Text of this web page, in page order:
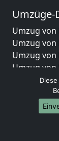
Umzug
Umzug
Umzug
Umzug
Umzug
Umzug
Umzug
Umzug
Umzug